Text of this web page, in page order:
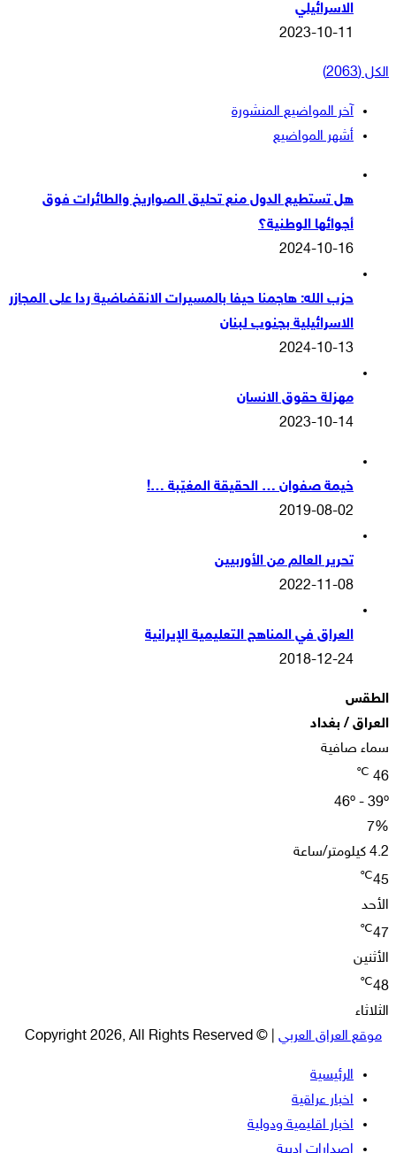
الاسرائيلي
2023-10-11
الكل (2063)
آخر المواضيع المنشورة
أشهر المواضيع
هل تستطيع الدول منع تحليق الصواريخ والطائرات فوق
أجوائها الوطنية؟
2024-10-16
حزب الله: هاجمنا حيفا بالمسيرات الانقضاضية ردا على المجازر
الاسرائيلية بجنوب لبنان
2024-10-13
مهزلة حقوق الانسان
2023-10-14
خيمة صفوان … الحقيقة المغيّبة …!
2019-08-02
تحرير العالم من الأوربيين
2022-11-08
العراق في المناهج التعليمية الإيرانية
2018-12-24
الطقس
العراق / بغداد
سماء صافية
46
℃
46º - 39º
7%
4.2 كيلومتر/ساعة
45
℃
الأحد
47
℃
الأثنين
48
℃
الثلاثاء
موقع العراق العربي | © Copyright 2026, All Rights Reserved
الرئيسية
اخبار عراقية
اخبار اقليمية ودولية